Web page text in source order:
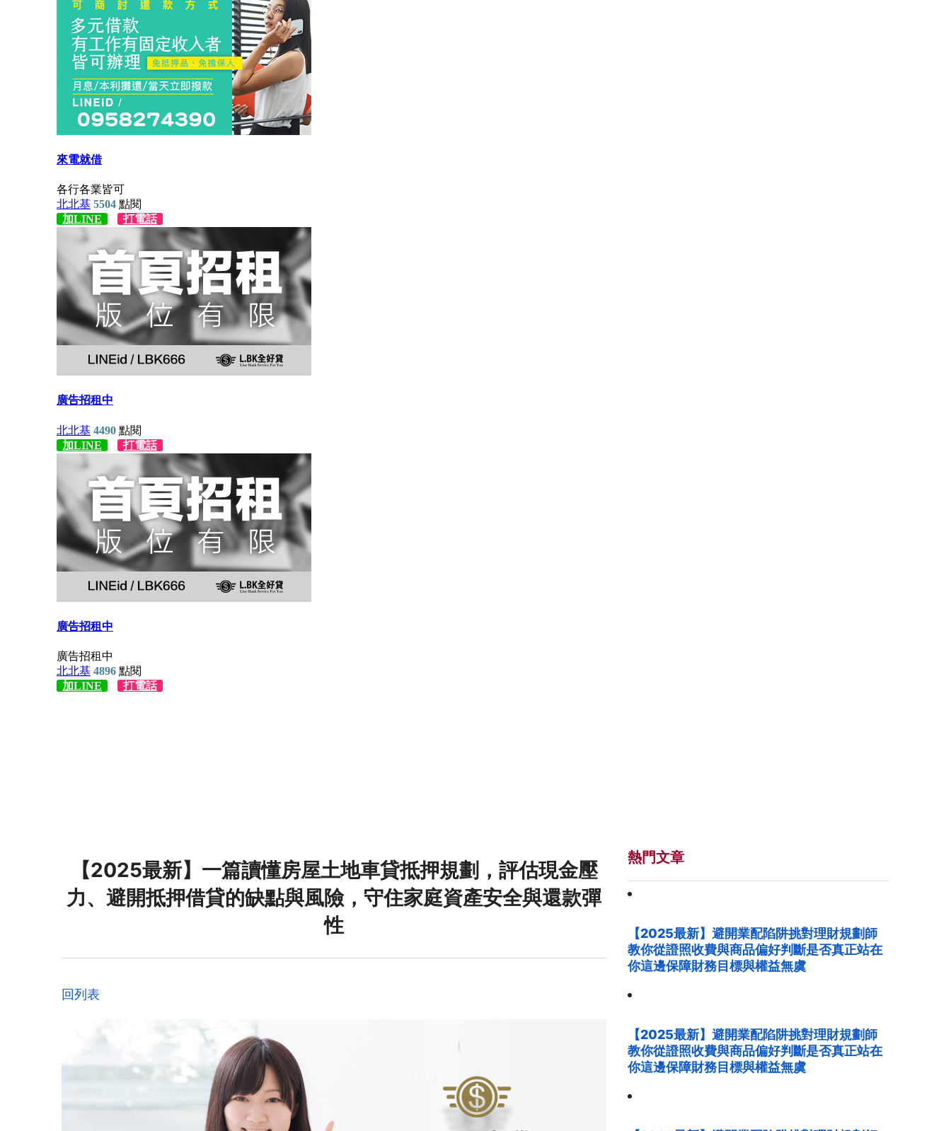
【2025最新】一篇讀懂房屋土地車貸抵押規劃，評估現金壓
力、避開抵押借貸的缺點與風險，守住家庭資產安全與還款彈
性
回列表
熱門文章
【2025最新】避開業配陷阱挑對理財規劃師
教你從證照收費與商品偏好判斷是否真正站在
你這邊保障財務目標與權益無虞
【2025最新】避開業配陷阱挑對理財規劃師
教你從證照收費與商品偏好判斷是否真正站在
你這邊保障財務目標與權益無虞